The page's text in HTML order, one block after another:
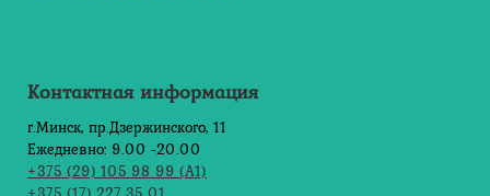
Контактная информация
г.Минск, пр.Дзержинского, 11
Ежедневно: 9.00 -20.00
+375 (29) 105 98 99 (А1)